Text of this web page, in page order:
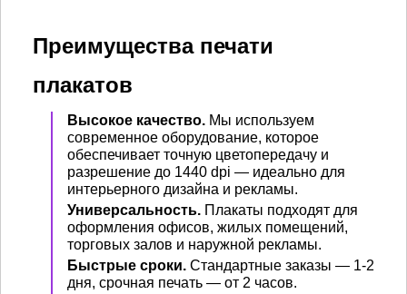
Преимущества печати
плакатов
Высокое качество. Мы используем
современное оборудование, которое
обеспечивает точную цветопередачу и
разрешение до 1440 dpi — идеально для
интерьерного дизайна и рекламы.
Универсальность. Плакаты подходят для
оформления офисов, жилых помещений,
торговых залов и наружной рекламы.
Быстрые сроки. Стандартные заказы — 1-2
дня, срочная печать — от 2 часов.